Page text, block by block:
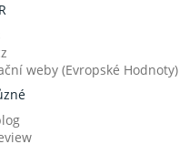
weby (Evropské Hodnoty)